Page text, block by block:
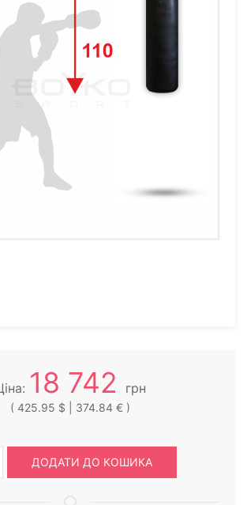
18 742 грн
( 425.95 $ | 374.84 € )
ДОДАТИ ДО КОШИКА